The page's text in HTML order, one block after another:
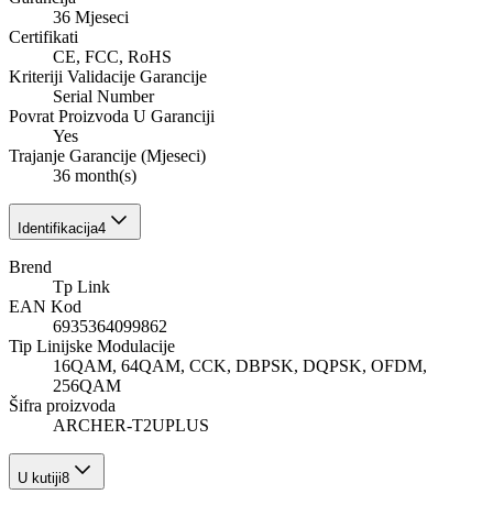
36 Mjeseci
Certifikati
CE, FCC, RoHS
Kriteriji Validacije Garancije
Serial Number
Povrat Proizvoda U Garanciji
Yes
Trajanje Garancije (Mjeseci)
36 month(s)
Identifikacija4
Brend
Tp Link
EAN Kod
6935364099862
Tip Linijske Modulacije
16QAM, 64QAM, CCK, DBPSK, DQPSK, OFDM,
256QAM
Šifra proizvoda
ARCHER-T2UPLUS
U kutiji8